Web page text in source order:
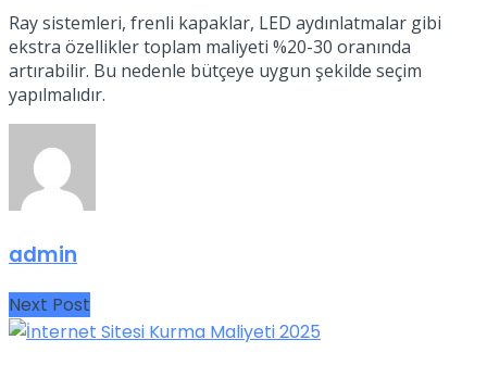
Ray sistemleri, frenli kapaklar, LED aydınlatmalar gibi
ekstra özellikler toplam maliyeti %20-30 oranında
artırabilir. Bu nedenle bütçeye uygun şekilde seçim
yapılmalıdır.
admin
Next Post